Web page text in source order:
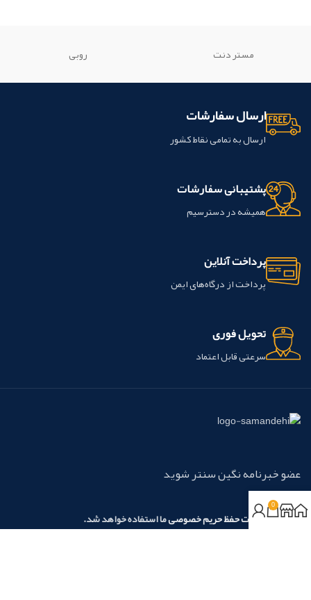
مستر دنت روبی
ارسال سفارشات
ارسال به تمامی نقاط کشور
پشتیبانی سفارشات
همیشه در دسترسیم
پرداخت آنلاین
پرداخت از درگاه‌های ایمن
تحویل فوری
سرعتی قابل اعتماد
عضو خبرنامه نگین سنتر شوید
مطابق باسیاست حفظ حریم خصوصیما استفاده خواهد شد.
0